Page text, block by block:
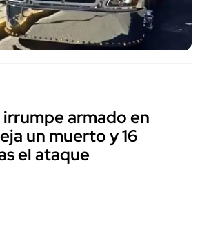
armado en
un muerto y 16
el ataque